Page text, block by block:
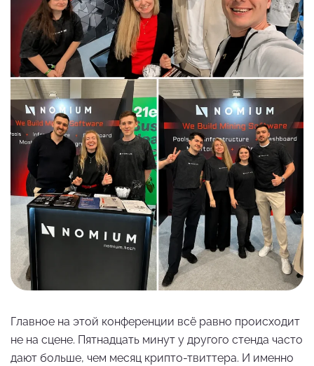
Главное на этой конференции всё равно происходит
не на сцене. Пятнадцать минут у другого стенда часто
дают больше, чем месяц крипто-твиттера. И именно